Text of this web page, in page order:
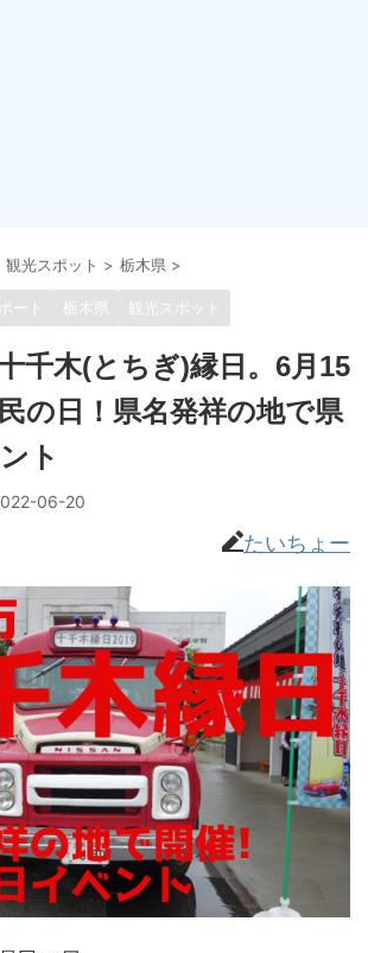
観光スポット > 栃木県 >
ート 栃木県 観光スポット
千木(とちぎ)縁日。6月15
の日！県名発祥の地で県
ト
06-20
たいちょー